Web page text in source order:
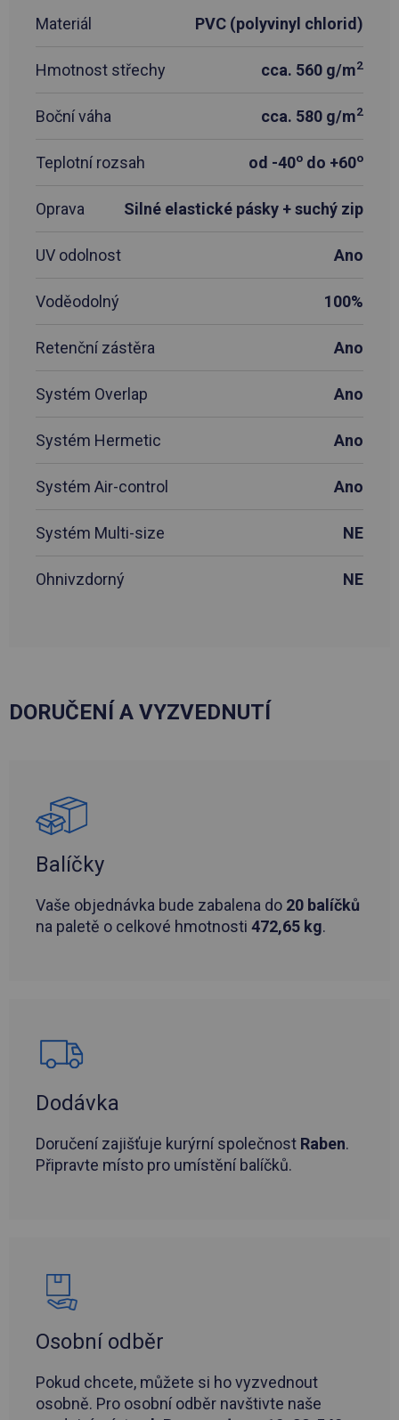
Materiál PVC (polyvinyl chlorid)
Hmotnost střechy cca. 560 g/m2
Boční váha cca. 580 g/m2
Teplotní rozsah od -40o do +60o
Oprava Silné elastické pásky + suchý zip
UV odolnost Ano
Voděodolný 100%
Retenční zástěra Ano
Systém Overlap Ano
Systém Hermetic Ano
Systém Air-control Ano
Systém Multi-size NE
Ohnivzdorný NE
DORUČENÍ A VYZVEDNUTÍ
Balíčky
Vaše objednávka bude zabalena do 20 balíčků
na paletě o celkové hmotnosti 472,65 kg.
Dodávka
Doručení zajišťuje kurýrní společnost Raben.
Připravte místo pro umístění balíčků.
Osobní odběr
Pokud chcete, můžete si ho vyzvednout
osobně. Pro osobní odběr navštivte naše